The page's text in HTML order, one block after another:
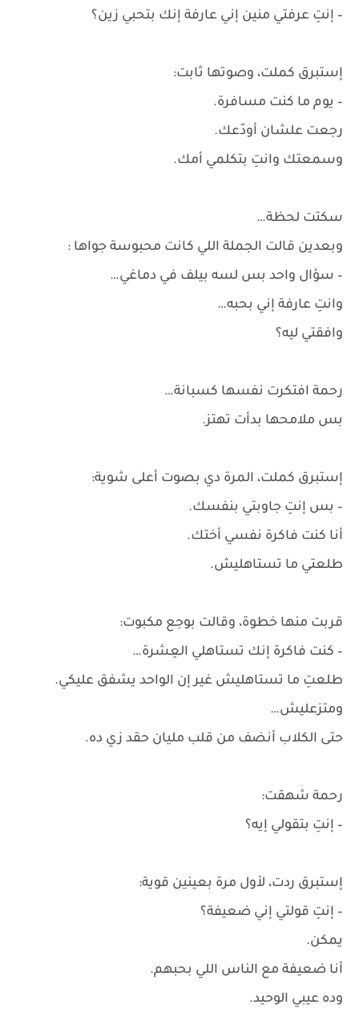
– إنتِ عرفتي منين إني عارفة إنك بتحبي زين؟
إستبرق كملت، وصوتها ثابت:
– يوم ما كنت مسافرة.
رجعت علشان أودّعك.
وسمعتك وانتِ بتكلمي أمك.
سكتت لحظة…
وبعدين قالت الجملة اللي كانت محبوسة جواها :
– سؤال واحد بس لسه بيلف في دماغي…
وانتِ عارفة إني بحبه…
وافقتي ليه؟
رحمة افتكرت نفسها كسبانة…
بس ملامحها بدأت تهتز.
إستبرق كملت، المرة دي بصوت أعلى شوية:
– بس إنتِ جاوبتي بنفسك.
أنا كنت فاكرة نفسي أختك.
طلعتي ما تستاهليش.
قربت منها خطوة، وقالت بوجع مكبوت:
– كنت فاكرة إنك تستاهلي العِشرة…
طلعتِ ما تستاهليش غير إن الواحد يشفق عليكي.
ومتزعليش…
حتى الكلاب أنضف من قلب مليان حقد زي ده.
رحمة شهقت:
– إنتِ بتقولي إيه؟
إستبرق ردت، لأول مرة بعينين قوية:
– إنتِ قولتي إني ضعيفة؟
يمكن.
أنا ضعيفة مع الناس اللي بحبهم.
وده عيبي الوحيد.